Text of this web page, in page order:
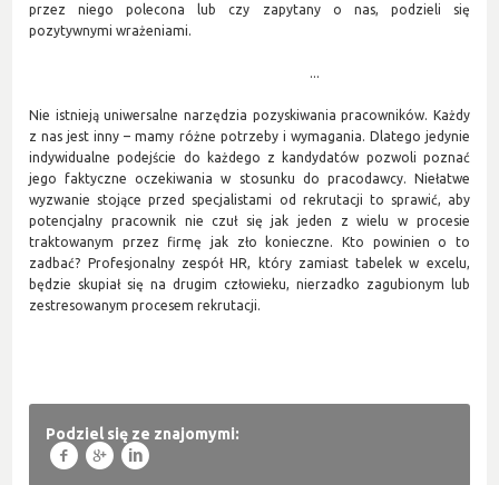
przez niego polecona lub czy zapytany o nas, podzieli się
pozytywnymi wrażeniami.
...
Nie istnieją uniwersalne narzędzia pozyskiwania pracowników. Każdy
z nas jest inny – mamy różne potrzeby i wymagania. Dlatego jedynie
indywidualne podejście do każdego z kandydatów pozwoli poznać
jego faktyczne oczekiwania w stosunku do pracodawcy. Niełatwe
wyzwanie stojące przed specjalistami od rekrutacji to sprawić, aby
potencjalny pracownik nie czuł się jak jeden z wielu w procesie
traktowanym przez firmę jak zło konieczne. Kto powinien o to
zadbać? Profesjonalny zespół HR, który zamiast tabelek w excelu,
będzie skupiał się na drugim człowieku, nierzadko zagubionym lub
zestresowanym procesem rekrutacji.
Podziel się ze znajomymi:
f g l